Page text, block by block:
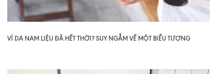
VÍ DA NAM LIỆU ĐÃ HẾT THỜI? SUY NGẪM VỀ MỘT BIỂU TƯỢNG